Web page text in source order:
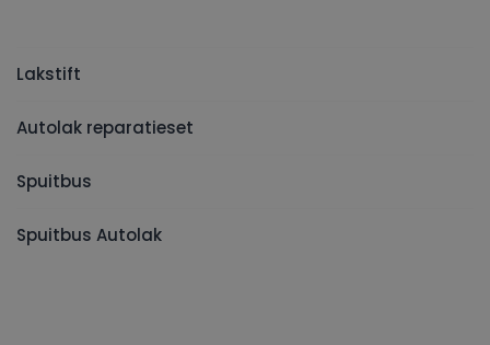
Lakstift
Autolak reparatieset
Spuitbus
Spuitbus Autolak